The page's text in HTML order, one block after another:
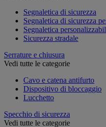
Segnaletica di sicurezza
Segnaletica di sicurezza
Segnaletica
Sicurezza stradale
Serrature e chiusura
Vedi tutte le categorie
Cavo e catena antifurto
Dispositivo di bloccaggio
Lucchetto
Specchio di sicurezza
Vedi tutte le categorie